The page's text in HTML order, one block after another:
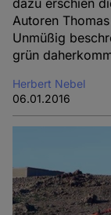
Autoren
Unmüßig
grün
Herbert Nebel
06.01.2016